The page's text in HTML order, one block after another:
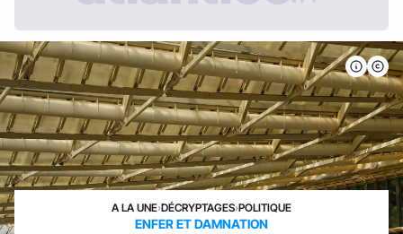
A LA UNE›DÉCRYPTAGES›POLITIQUE
ENFER ET DAMNATION